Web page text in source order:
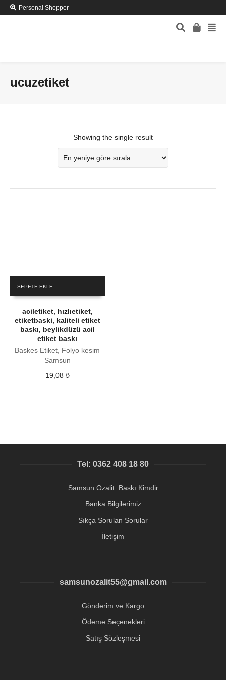
Personal Shopper
ucuzetiket
Showing the single result
SEPETE EKLE
aciletiket, hızlıetiket,
etiketbaski, kaliteli etiket
baskı, beylikdüzü acil
etiket baskı
Baskes Etiket, Folyo kesim
Samsun
19,08 ₺
Tel: 0362 408 18 80
Samsun Ozalit Baskı Kimdir
Banka Bilgilerimiz
Sıkça Sorulan Sorular
İletişim
samsunozalit55@gmail.com
Gönderim ve Kargo
Ödeme Seçenekleri
Satış Sözleşmesi